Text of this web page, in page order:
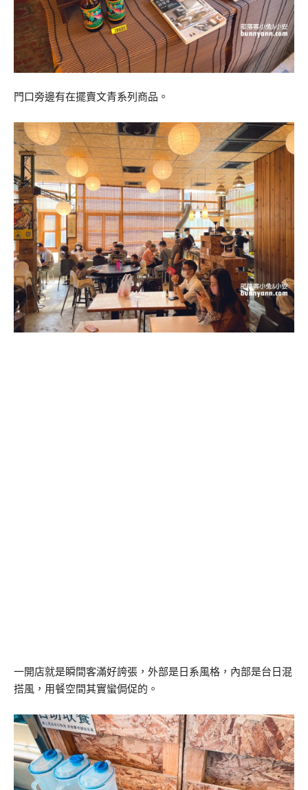
門口旁邊有在擺賣文青系列商品。
一開店就是瞬間客滿好誇張，外部是日系風格，內部是台日混
搭風，用餐空間其實蠻侷促的。